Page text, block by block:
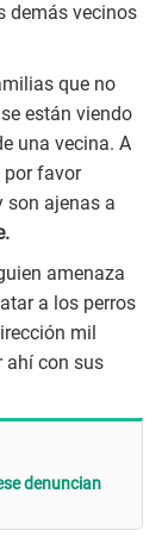
demás vecinos
que no
están viendo
una vecina. A
por favor
son ajenas a
amenaza
a los perros
mil
ahí con sus
denuncian